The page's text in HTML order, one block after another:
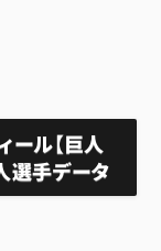
ール【巨人
選手データ